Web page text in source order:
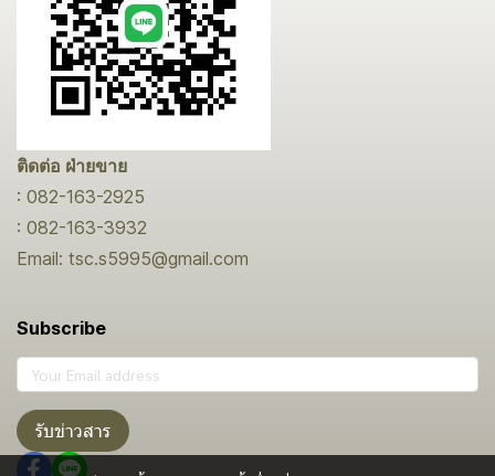
ติดต่อ ฝ่ายขาย
: 082-163-2925
: 082-163-3932
Email: tsc.s5995@gmail.com
Subscribe
รับข่าวสาร